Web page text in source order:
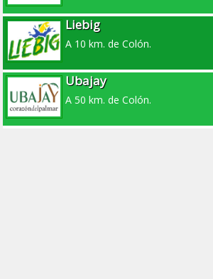
Liebig
A 10 km. de Colón.
Ubajay
A 50 km. de Colón.